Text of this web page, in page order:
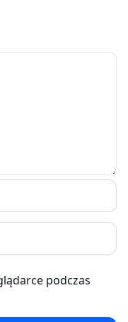
podczas